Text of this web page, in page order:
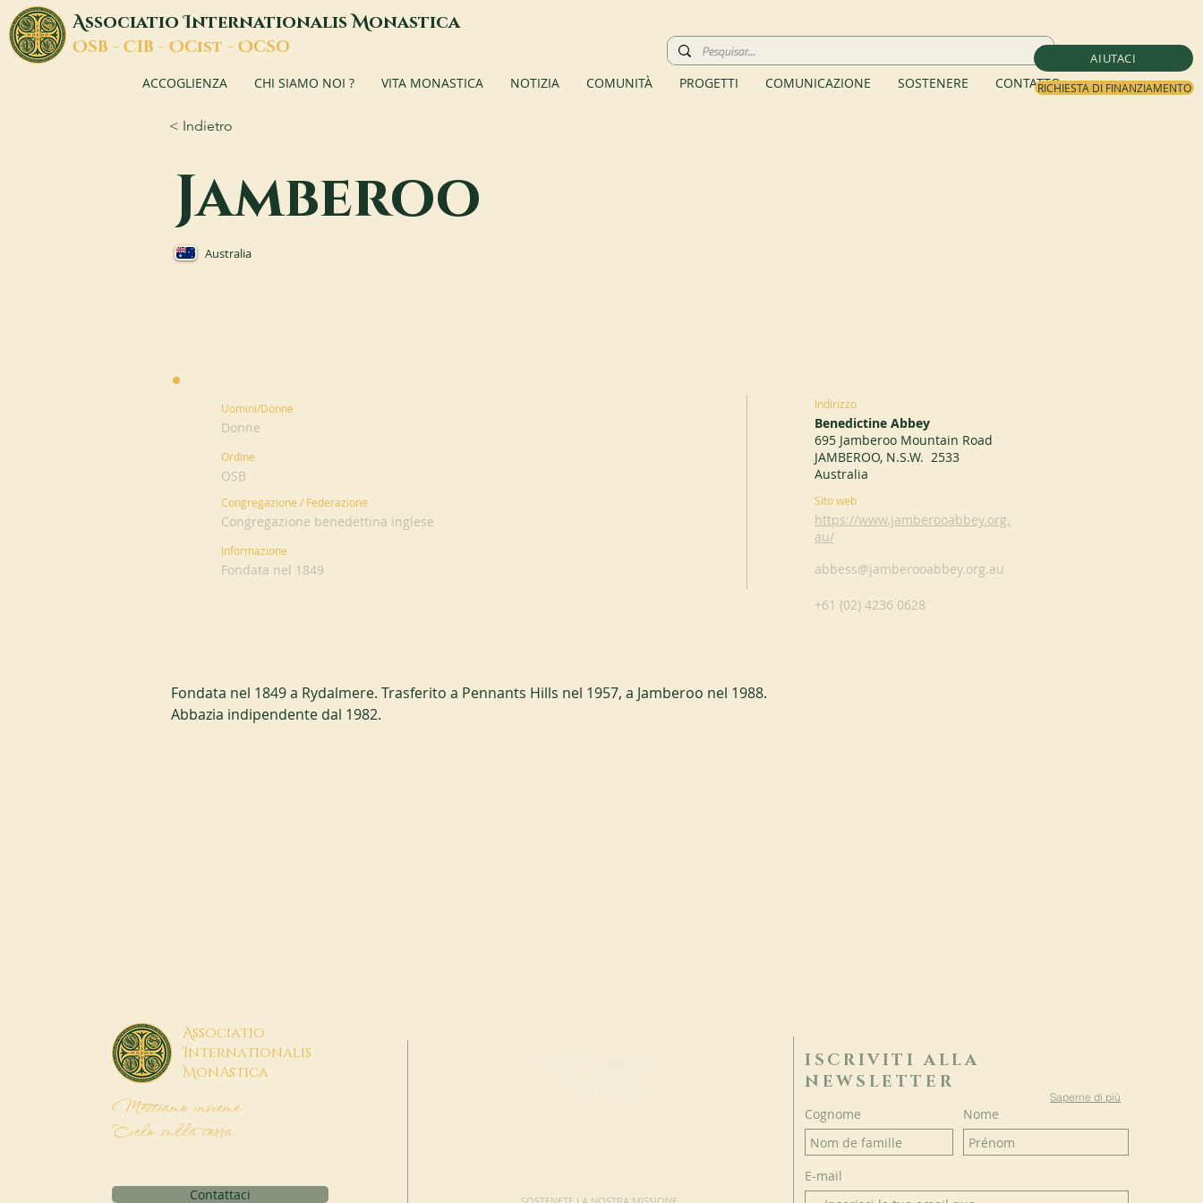
AIUTACI
RICHIESTA DI FINANZIAMENTO
AssociatioInternationalisMonastica
OSB - CIB - OCist - OCSO
ACCOGLIENZA CHI SIAMO NOI ? VITA MONASTICA NOTIZIA COMUNITÀ PROGETTI COMUNICAZIONE SOSTENERE CONTATTO
< Indietro
Jamberoo
Australia
Uomini/Donne
Donne
Ordine
OSB
Congregazione / Federazione
Congregazione benedettina inglese
Informazione
Fondata nel 1849
Indirizzo
Benedictine Abbey
695 Jamberoo Mountain Road
JAMBEROO, N.S.W. 2533
Australia
Sito web
https://www.jamberooabbey.org.
au/
abbess@jamberooabbey.org.au
+61 (02) 4236 0628
Fondata nel 1849 a Rydalmere. Trasferito a Pennants Hills nel 1957, a Jamberoo nel 1988.
Abbazia indipendente dal 1982.
Associatio
Internationalis
MonAstica
Mettiamo insieme
Cielo sulla terra
Contattaci
ISCRIVITI ALLA
NEWSLETTER
Saperne di più
Cognome Nome
E-mail